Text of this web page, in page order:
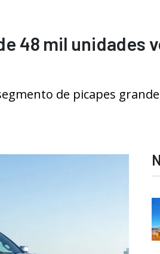
48 mil unidades
de picapes